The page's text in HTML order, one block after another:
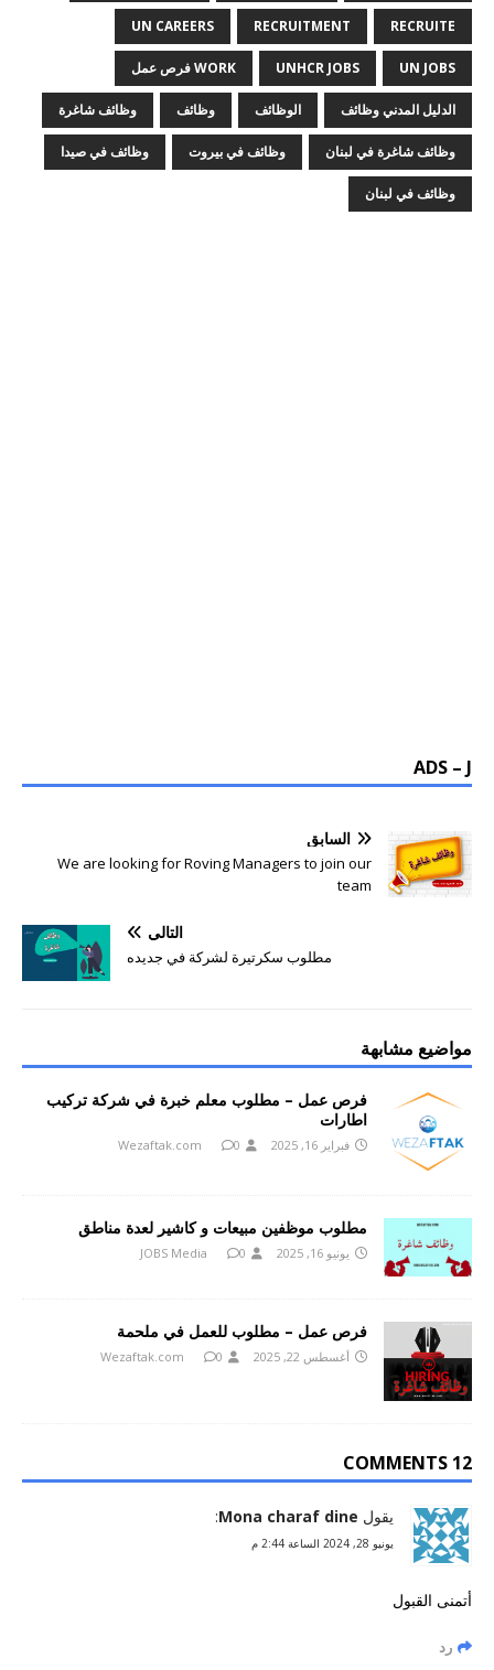
RECRUITE
RECRUITMENT
UN CAREERS
UN JOBS
UNHCR JOBS WORK فرص عمل
الدليل المدني وظائف الوظائف وظائف وظائف شاغرة
وظائف شاغرة في لبنان وظائف في بيروت وظائف في صيدا
وظائف في لبنان
ADS – J
السابق
We are looking for Roving Managers to join our
team
التالي
مطلوب سكرتيرة لشركة في جديده
مواضيع مشابهة
فرص عمل – مطلوب معلم خبرة في شركة تركيب
اطارات
فبراير 16, 2025 Wezaftak.com 0
مطلوب موظفين مبيعات و كاشير لعدة مناطق
يونيو 16, 2025 JOBS Media 0
فرص عمل – مطلوب للعمل في ملحمة
أغسطس 22, 2025 Wezaftak.com 0
12 COMMENTS
يقول Mona charaf dine
:
يونيو 28, 2024 الساعة 2:44 م
أتمنى القبول
رد